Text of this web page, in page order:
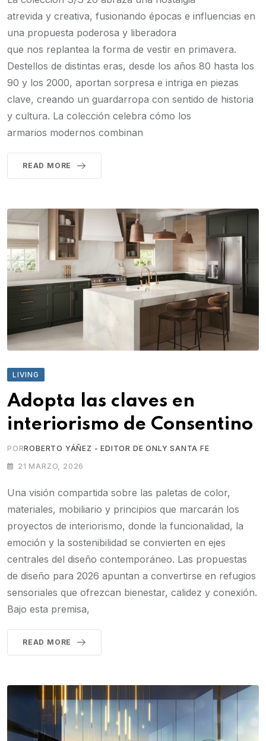
atrevida y creativa, fusionando épocas e influencias en
una propuesta poderosa y liberadora
que nos replantea la forma de vestir en primavera.
Destellos de distintas eras, desde los años 80 hasta los
90 y los 2000, aportan sorpresa e intriga en piezas
clave, creando un guardarropa con sentido de historia
y cultura. La colección celebra cómo los
armarios modernos combinan
READ MORE
LIVING
Adopta las claves en
interiorismo de Consentino
PORROBERTO YÁÑEZ - EDITOR DE ONLY SANTA FE
21 MARZO, 2026
Una visión compartida sobre las paletas de color,
materiales, mobiliario y principios que marcarán los
proyectos de interiorismo, donde la funcionalidad, la
emoción y la sostenibilidad se convierten en ejes
centrales del diseño contemporáneo. Las propuestas
de diseño para 2026 apuntan a convertirse en refugios
sensoriales que ofrezcan bienestar, calidez y conexión.
Bajo esta premisa,
READ MORE